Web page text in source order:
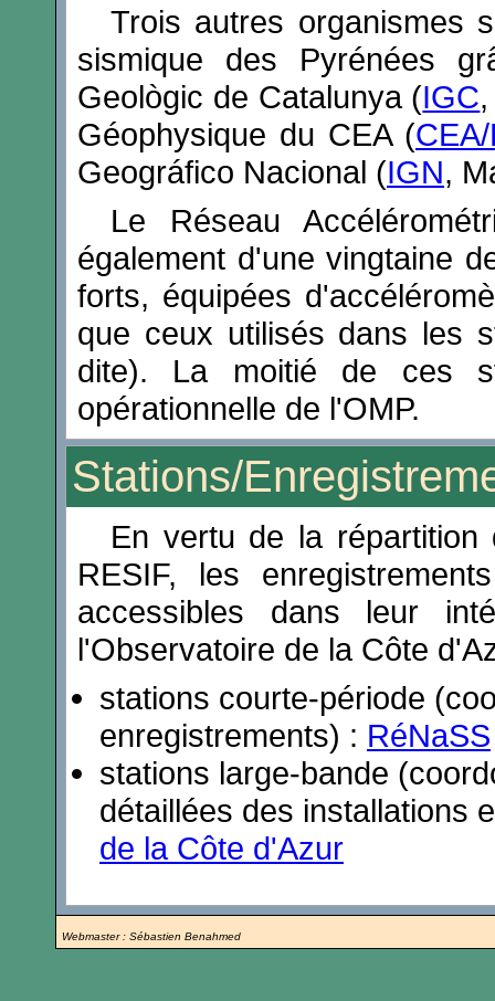
Webmaster : Sébastien Benahmed
Trois autres organismes
sismique des Pyrénées
Geològic de Catalunya (IGC
Géophysique du CEA (
Geográfico Nacional (IGN,
Le Réseau
également d'une vingtaine
forts, équipées
que ceux utilisés dans les
dite). La moitié de ces
opérationnelle de l'OMP.
Stations/
En vertu de la
RESIF, les
accessibles dans leur
l'Observatoire de la Côte
stations courte-période
enregistrements) : RéNaSS
stations large-bande
détaillées des installations
de la Côte d'Azur